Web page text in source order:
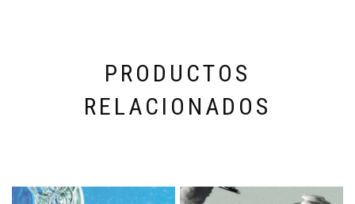
PRODUCTOS
RELACIONADOS